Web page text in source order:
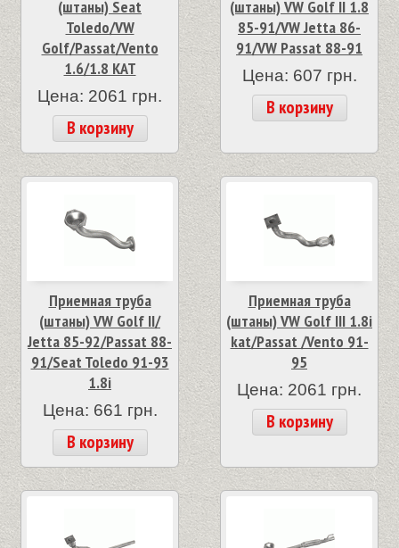
(штаны) Seat
Toledo/VW
Golf/Passat/Vento
1.6/1.8 KAT
Цена: 2061 грн.
В корзину
(штаны) VW Golf II 1.8
85-91/VW Jetta 86-
91/VW Passat 88-91
Цена: 607 грн.
В корзину
Приемная труба
(штаны) VW Golf II/
Jetta 85-92/Passat 88-
91/Seat Toledo 91-93
1.8i
Цена: 661 грн.
В корзину
Приемная труба
(штаны) VW Golf III 1.8i
kat/Passat /Vento 91-
95
Цена: 2061 грн.
В корзину